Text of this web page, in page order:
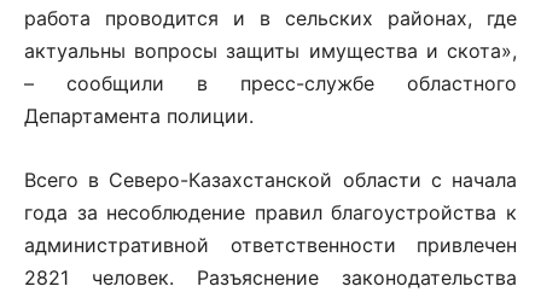
работа проводится и в сельских районах, где
актуальны вопросы защиты имущества и скота»,
– сообщили в пресс-службе областного
Департамента полиции.
Всего в Северо-Казахстанской области с начала
года за несоблюдение правил благоустройства к
административной ответственности привлечен
2821 человек. Разъяснение законодательства